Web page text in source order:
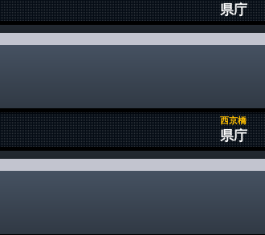
県庁
西京橋
県庁